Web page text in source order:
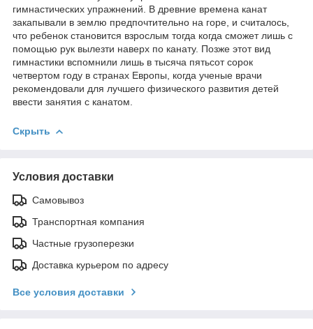
гимнастических упражнений. В древние времена канат
закапывали в землю предпочтительно на горе, и считалось,
что ребенок становится взрослым тогда когда сможет лишь с
помощью рук вылезти наверх по канату. Позже этот вид
гимнастики вспомнили лишь в тысяча пятьсот сорок
четвертом году в странах Европы, когда ученые врачи
рекомендовали для лучшего физического развития детей
ввести занятия с канатом.
Скрыть
Условия доставки
Самовывоз
Транспортная компания
Частные грузоперезки
Доставка курьером по адресу
Все условия доставки